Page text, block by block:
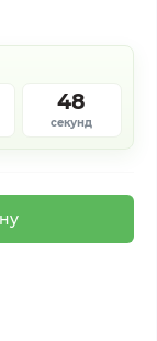
48
секунд